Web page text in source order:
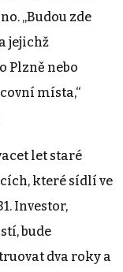
„Budou zde
jejichž
Plzně nebo
místa,“
let staré
které sídlí ve
Investor,
bude
dva roky a